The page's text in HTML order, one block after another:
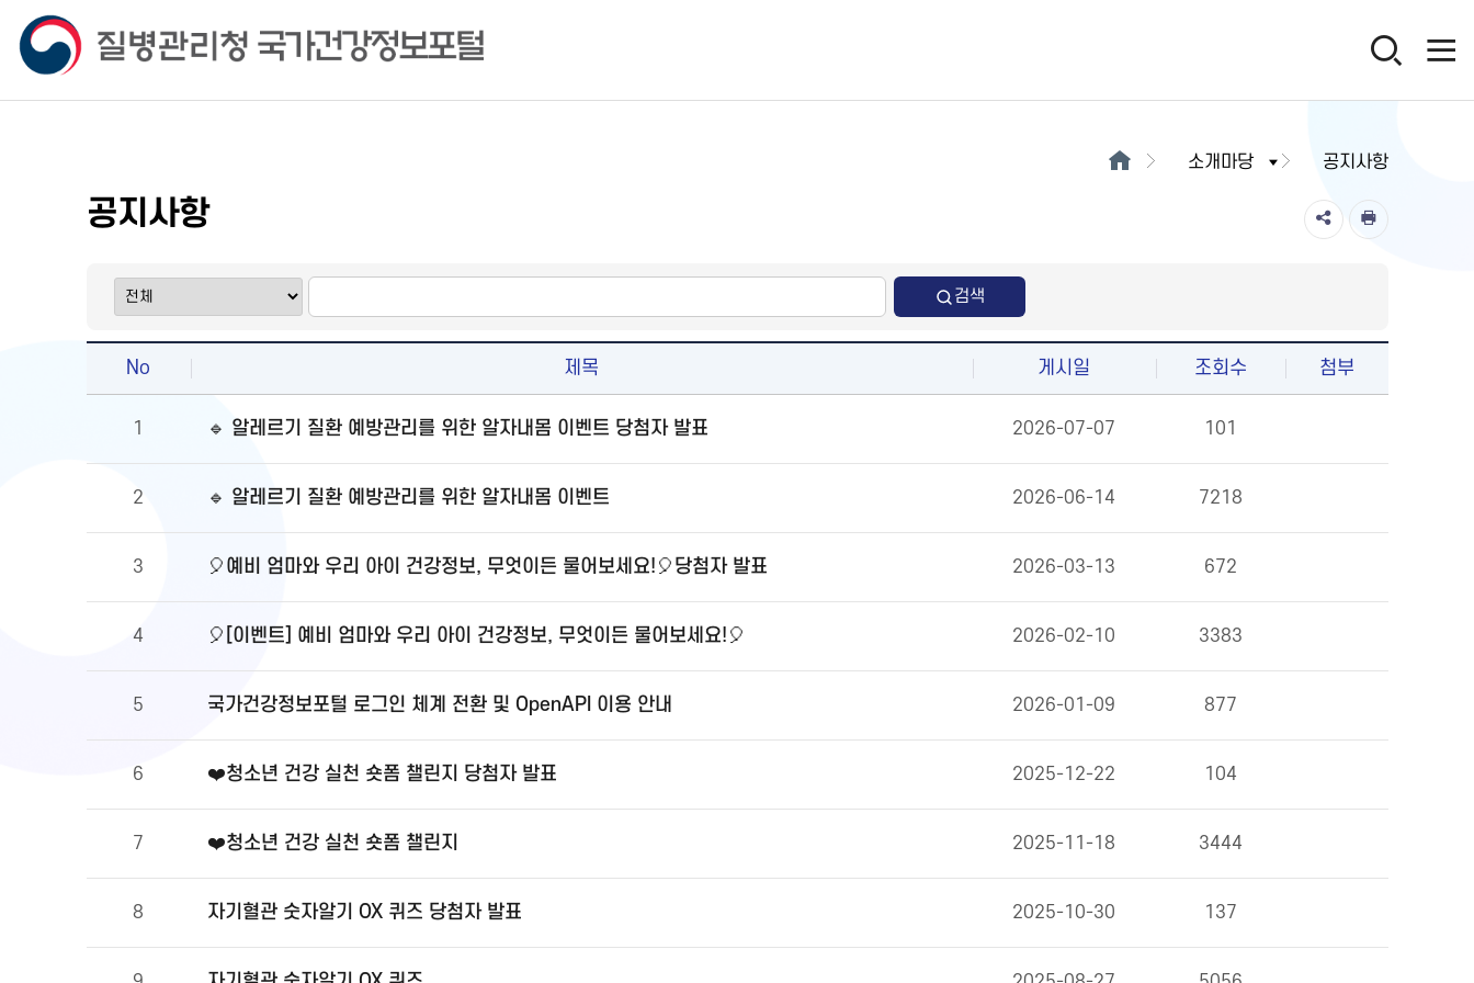
소개마당 공지사항
공지사항
검색
No 제목 게시일 조회수 첨부
1 🔹 알레르기 질환 예방관리를 위한 알자내몸 이벤트 당첨자 발표 2026-07-07 101
2 🔹 알레르기 질환 예방관리를 위한 알자내몸 이벤트 2026-06-14 7218
3 🎈예비 엄마와 우리 아이 건강정보, 무엇이든 물어보세요!🎈당첨자 발표 2026-03-13 672
4 🎈[이벤트] 예비 엄마와 우리 아이 건강정보, 무엇이든 물어보세요!🎈 2026-02-10 3383
5 국가건강정보포털 로그인 체계 전환 및 OpenAPI 이용 안내 2026-01-09 877
6 ❤️청소년 건강 실천 숏폼 챌린지 당첨자 발표 2025-12-22 104
7 ❤️청소년 건강 실천 숏폼 챌린지 2025-11-18 3444
8 자기혈관 숫자알기 OX 퀴즈 당첨자 발표 2025-10-30 137